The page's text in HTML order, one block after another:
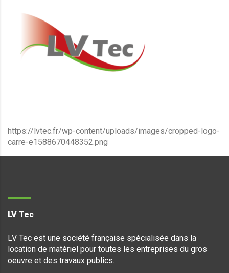
https://lvtec.fr/wp-content/uploads/images/cropped-logo-
carre-e1588670448352.png
LV Tec
LV Tec est une société française spécialisée dans la
location de matériel pour toutes les entreprises du gros
oeuvre et des travaux publics.